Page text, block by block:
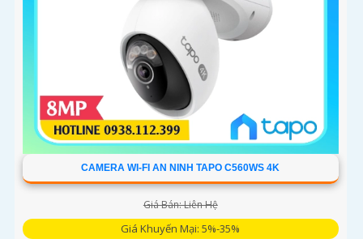
CAMERA WI-FI AN NINH TAPO C560WS 4K
Giá Bán: Liên Hệ
Giá Khuyến Mại: 5%-35%